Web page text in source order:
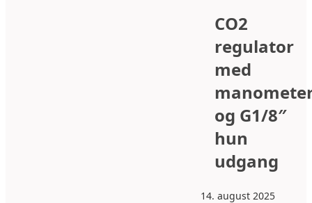
CO2
regulator
med
og G1/8″
hun
udgang
14. august 2025